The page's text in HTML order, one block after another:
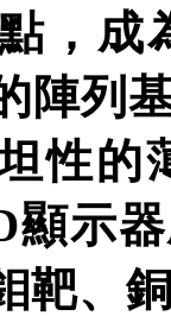
，成
陣列
性的
示
靶、